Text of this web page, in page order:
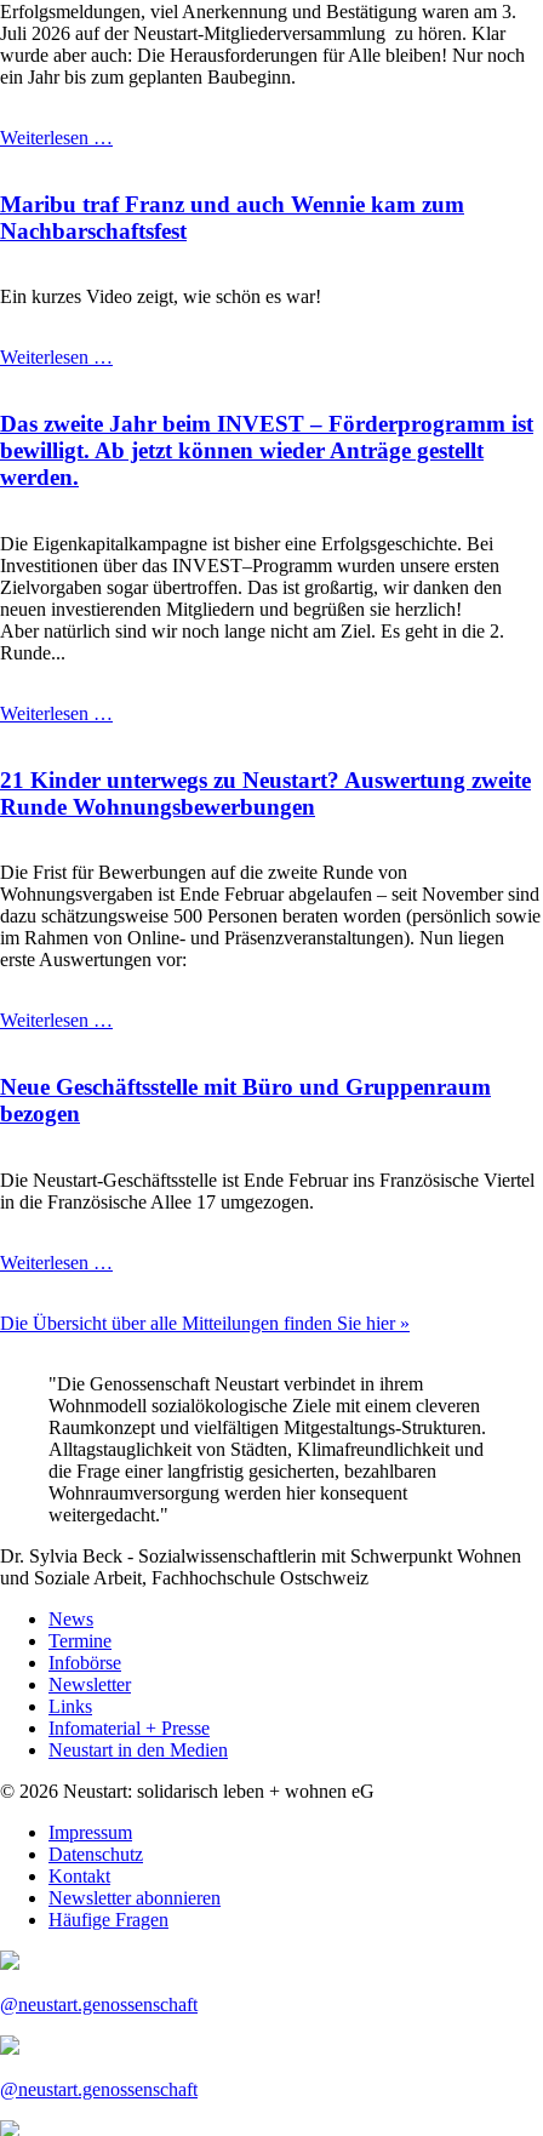
Erfolgsmeldungen, viel Anerkennung und Bestätigung waren am 3.
Juli 2026 auf der Neustart-Mitgliederversammlung zu hören. Klar
wurde aber auch: Die Herausforderungen für Alle bleiben! Nur noch
ein Jahr bis zum geplanten Baubeginn.
Weiterlesen …
Maribu traf Franz und auch Wennie kam zum
Nachbarschaftsfest
Ein kurzes Video zeigt, wie schön es war!
Weiterlesen …
und
auch
Wennie
Das zweite Jahr beim INVEST – Förderprogramm ist
bewilligt. Ab jetzt können wieder Anträge gestellt
werden.
Die Eigenkapitalkampagne ist bisher eine Erfolgsgeschichte. Bei
Investitionen über das INVEST–Programm wurden unsere ersten
Zielvorgaben sogar übertroffen. Das ist großartig, wir danken den
neuen investierenden Mitgliedern und begrüßen sie herzlich!
Aber natürlich sind wir noch lange nicht am Ziel. Es geht in die 2.
Runde...
Weiterlesen …
beim
INVEST
–
ist
bewilligt.
Ab
jetzt
können
wieder
21 Kinder unterwegs zu Neustart? Auswertung zweite
Runde Wohnungsbewerbungen
Die Frist für Bewerbungen auf die zweite Runde von
Wohnungsvergaben ist Ende Februar abgelaufen – seit November sind
dazu schätzungsweise 500 Personen beraten worden (persönlich sowie
im Rahmen von Online- und Präsenzveranstaltungen). Nun liegen
erste Auswertungen vor:
Weiterlesen …
zu
Runde
Wohnungsbewerbungen
Neue Geschäftsstelle mit Büro und Gruppenraum
bezogen
Die Neustart-Geschäftsstelle ist Ende Februar ins Französische Viertel
in die Französische Allee 17 umgezogen.
Weiterlesen …
Büro
bezogen
Die Übersicht über alle Mitteilungen finden Sie hier »
"Die Genossenschaft Neustart verbindet in ihrem
Wohnmodell sozialökologische Ziele mit einem cleveren
Raumkonzept und vielfältigen Mitgestaltungs-Strukturen.
Alltagstauglichkeit von Städten, Klimafreundlichkeit und
die Frage einer langfristig gesicherten, bezahlbaren
Wohnraumversorgung werden hier konsequent
weitergedacht."
Dr. Sylvia Beck - Sozialwissenschaftlerin mit Schwerpunkt Wohnen
und Soziale Arbeit, Fachhochschule Ostschweiz
überspringen
News
Termine
Infobörse
Newsletter
Links
Infomaterial + Presse
Neustart in den Medien
© 2026 Neustart: solidarisch leben + wohnen eG
überspringen
Impressum
Datenschutz
Kontakt
Newsletter abonnieren
Häufige Fragen
@neustart.genossenschaft
@neustart.genossenschaft